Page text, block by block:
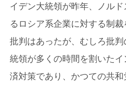
イデン大統領が昨年、ノル
るロシア系企業に対する制
批判はあったが、むしろ批
統領が多くの時間を割いた
済対策であり、かつての共